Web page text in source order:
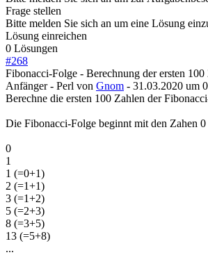
Frage stellen
Bitte melden Sie sich an um eine Lösung
Lösung einreichen
0 Lösungen
#268
Fibonacci-Folge - Berechnung der ersten
Anfänger - Perl von Gnom - 31.03.2020 um
Berechne die ersten 100 Zahlen der
Die Fibonacci-Folge beginnt mit den Zahen
0
1
1 (=0+1)
2 (=1+1)
3 (=1+2)
5 (=2+3)
8 (=3+5)
13 (=5+8)
...